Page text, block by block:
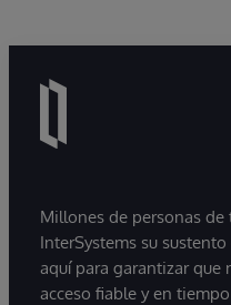
Millones de personas
InterSystems su
aquí para garantizar que
acceso fiable y en